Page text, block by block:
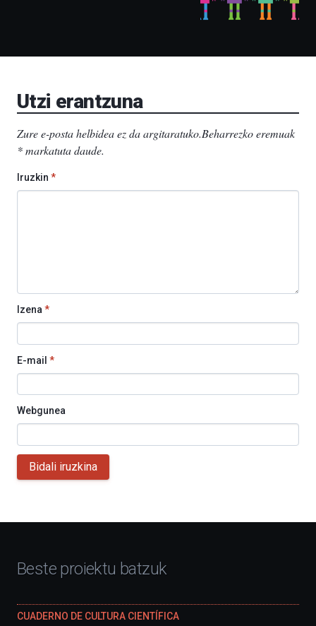
Bizkaia
Utzi erantzuna
Zure e-posta helbidea ez da argitaratuko.Beharrezko eremuak
*markatuta daude.
Iruzkin *
Izena*
E-mail *
Webgunea
Bidali iruzkina
Beste proiektu batzuk
CUADERNO DE CULTURA CIENTÍFICA